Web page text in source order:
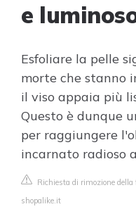
e
Esfoliare la pelle
morte che stanno
il viso appaia più
Questo è dunque
per raggiungere
incarnato radioso
Richiesta di rimozione della
shopalike.it